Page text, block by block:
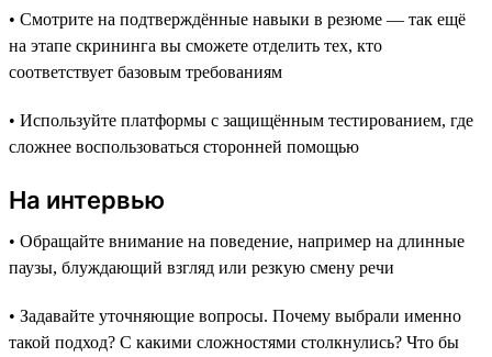
• Смотрите на подтверждённые навыки в резюме — так ещё
на этапе скрининга вы сможете отделить тех, кто
соответствует базовым требованиям
• Используйте платформы с защищённым тестированием, где
сложнее воспользоваться сторонней помощью
На интервью
• Обращайте внимание на поведение, например на длинные
паузы, блуждающий взгляд или резкую смену речи
• Задавайте уточняющие вопросы. Почему выбрали именно
такой подход? С какими сложностями столкнулись? Что бы